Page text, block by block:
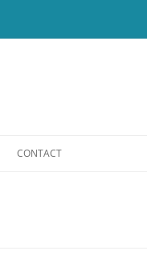
TESTAMENT
CONTACT